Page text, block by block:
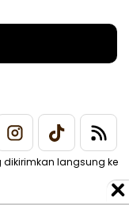
langsung ke